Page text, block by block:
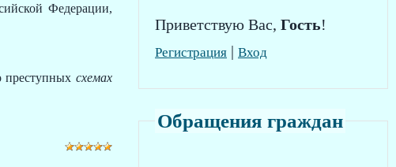
Федерации,
преступныхсхемах
Приветствую Вас, Гость!
Регистрация | Вход
Обращения граждан